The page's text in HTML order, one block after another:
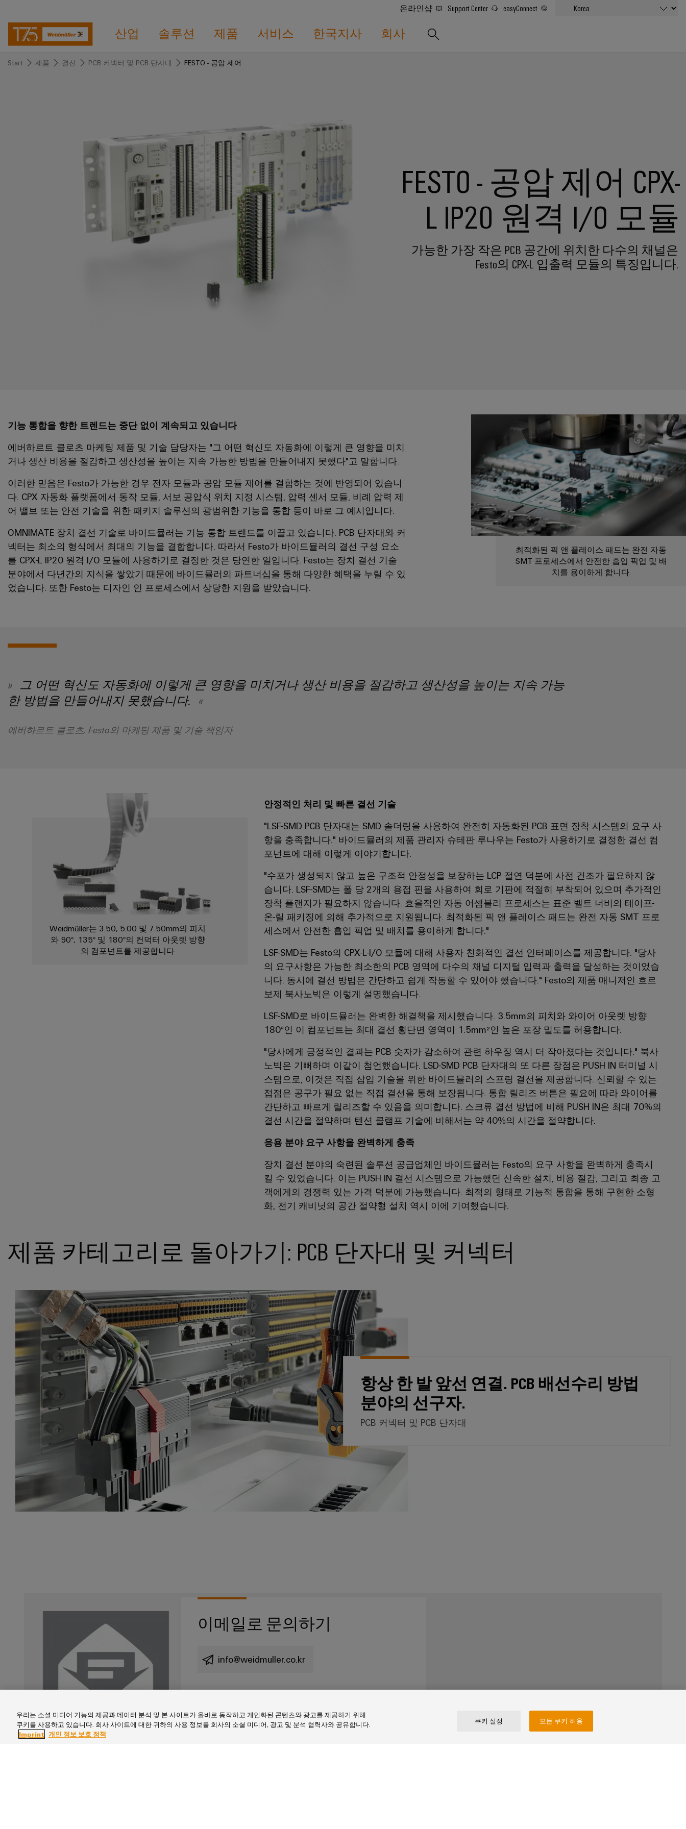
온라인샵 Support Center easyConnect
산업 솔루션 제품 서비스 한국지사 회사
Start 제품 결선 PCB 커넥터 및 PCB 단자대 FESTO - 공압 제어
FESTO - 공압 제어 CPX-
L IP20 원격 I/O 모듈
가능한 가장 작은 PCB 공간에 위치한 다수의 채널은
Festo의 CPX-L 입출력 모듈의 특징입니다.
최적화된 픽 앤 플레이스 패드는 완전 자동
SMT 프로세스에서 안전한 흡입 픽업 및 배
치를 용이하게 합니다.
기능 통합을 향한 트렌드는 중단 없이 계속되고 있습니다
에버하르트 클로츠 마케팅 제품 및 기술 담당자는 "그 어떤 혁신도 자동화에 이렇게 큰 영향을 미치
거나 생산 비용을 절감하고 생산성을 높이는 지속 가능한 방법을 만들어내지 못했다"고 말합니다.
이러한 믿음은 Festo가 가능한 경우 전자 모듈과 공압 모듈 제어를 결합하는 것에 반영되어 있습니
다. CPX 자동화 플랫폼에서 동작 모듈, 서보 공압식 위치 지정 시스템, 압력 센서 모듈, 비례 압력 제
어 밸브 또는 안전 기술을 위한 패키지 솔루션의 광범위한 기능을 통합 등이 바로 그 예시입니다.
OMNIMATE 장치 결선 기술로 바이드뮬러는 기능 통합 트렌드를 이끌고 있습니다. PCB 단자대와 커
넥터는 최소의 형식에서 최대의 기능을 결합합니다. 따라서 Festo가 바이드뮬러의 결선 구성 요소
를 CPX-L IP20 원격 I/O 모듈에 사용하기로 결정한 것은 당연한 일입니다. Festo는 장치 결선 기술
분야에서 다년간의 지식을 쌓았기 때문에 바이드뮬러의 파트너십을 통해 다양한 혜택을 누릴 수 있
었습니다. 또한 Festo는 디자인 인 프로세스에서 상당한 지원을 받았습니다.
그 어떤 혁신도 자동화에 이렇게 큰 영향을 미치거나 생산 비용을 절감하고 생산성을 높이는 지속 가능
한 방법을 만들어내지 못했습니다.
에버하르트 클로츠, Festo의 마케팅 제품 및 기술 책임자
Weidmüller는 3.50, 5.00 및 7.50mm의 피치
와 90°, 135° 및 180°의 컨덕터 아웃렛 방향
의 컴포넌트를 제공합니다
안정적인 처리 및 빠른 결선 기술
"LSF-SMD PCB 단자대는 SMD 솔더링을 사용하여 완전히 자동화된 PCB 표면 장착 시스템의 요구 사
항을 충족합니다." 바이드뮬러의 제품 관리자 슈테판 루나우는 Festo가 사용하기로 결정한 결선 컴
포넌트에 대해 이렇게 이야기합니다.
"수포가 생성되지 않고 높은 구조적 안정성을 보장하는 LCP 절연 덕분에 사전 건조가 필요하지 않
습니다. LSF-SMD는 폴 당 2개의 용접 핀을 사용하여 회로 기판에 적절히 부착되어 있으며 추가적인
장착 플랜지가 필요하지 않습니다. 효율적인 자동 어셈블리 프로세스는 표준 벨트 너비의 테이프-
온-릴 패키징에 의해 추가적으로 지원됩니다. 최적화된 픽 앤 플레이스 패드는 완전 자동 SMT 프로
세스에서 안전한 흡입 픽업 및 배치를 용이하게 합니다."
LSF-SMD는 Festo의 CPX-L-I/O 모듈에 대해 사용자 친화적인 결선 인터페이스를 제공합니다. "당사
의 요구사항은 가능한 최소한의 PCB 영역에 다수의 채널 디지털 입력과 출력을 달성하는 것이었습
니다. 동시에 결선 방법은 간단하고 쉽게 작동할 수 있어야 했습니다." Festo의 제품 매니저인 흐르
보제 북사노빅은 이렇게 설명했습니다.
LSF-SMD로 바이드뮬러는 완벽한 해결책을 제시했습니다. 3.5mm의 피치와 와이어 아웃렛 방향
180°인 이 컴포넌트는 최대 결선 횡단면 영역이 1.5mm²인 높은 포장 밀도를 허용합니다.
"당사에게 긍정적인 결과는 PCB 숫자가 감소하여 관련 하우징 역시 더 작아졌다는 것입니다." 북사
노빅은 기뻐하며 이같이 첨언했습니다. LSD-SMD PCB 단자대의 또 다른 장점은 PUSH IN 터미널 시
스템으로, 이것은 직접 삽입 기술을 위한 바이드뮬러의 스프링 결선을 제공합니다. 신뢰할 수 있는
접점은 공구가 필요 없는 직접 결선을 통해 보장됩니다. 통합 릴리즈 버튼은 필요에 따라 와이어를
간단하고 빠르게 릴리즈할 수 있음을 의미합니다. 스크류 결선 방법에 비해 PUSH IN은 최대 70%의
결선 시간을 절약하며 텐션 클램프 기술에 비해서는 약 40%의 시간을 절약합니다.
응용 분야 요구 사항을 완벽하게 충족
장치 결선 분야의 숙련된 솔루션 공급업체인 바이드뮬러는 Festo의 요구 사항을 완벽하게 충족시
킬 수 있었습니다. 이는 PUSH IN 결선 시스템으로 가능했던 신속한 설치, 비용 절감, 그리고 최종 고
객에게의 경쟁력 있는 가격 덕분에 가능했습니다. 최적의 형태로 기능적 통합을 통해 구현한 소형
화, 전기 캐비닛의 공간 절약형 설치 역시 이에 기여했습니다.
제품 카테고리로 돌아가기: PCB 단자대 및 커넥터
항상 한 발 앞선 연결. PCB 배선수리 방법 분야의 선구자.
항상 한 발 앞선 연결. PCB 배선수리 방법
분야의 선구자.
PCB 커넥터 및 PCB 단자대
이메일로 문의하기
info@weidmuller.co.kr
우리는 소셜 미디어 기능의 제공과 데이터 분석 및 본 사이트가 올바로 동작하고 개인화된 콘텐츠와 광고를 제공하기 위해
쿠키를 사용하고 있습니다. 회사 사이트에 대한 귀하의 사용 정보를 회사의 소셜 미디어, 광고 및 분석 협력사와 공유합니다.
Imprint 개인 정보 보호 정책
쿠키 설정 모든 쿠키 허용